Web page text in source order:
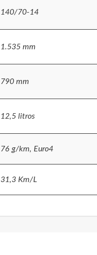
140/70-14
1.535 mm
790 mm
12,5 litros
76 g/km, Euro4
31,3 Km/L